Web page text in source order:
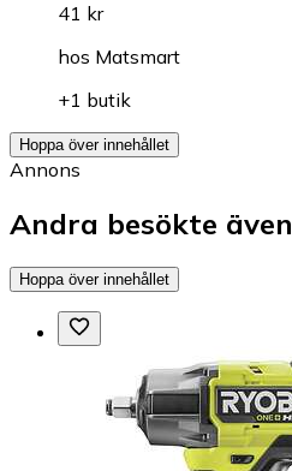
41 kr
hos Matsmart
+1 butik
Hoppa över innehållet
Annons
Andra besökte även
Hoppa över innehållet